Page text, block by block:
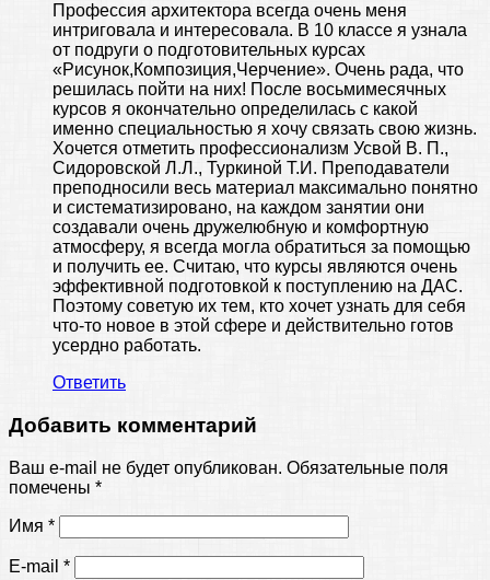
Профессия архитектора всегда очень меня
интриговала и интересовала. В 10 классе я узнала
от подруги о подготовительных курсах
«Рисунок,Композиция,Черчение». Очень рада, что
решилась пойти на них! После восьмимесячных
курсов я окончательно определилась с какой
именно специальностью я хочу связать свою жизнь.
Хочется отметить профессионализм Усвой В. П.,
Сидоровской Л.Л., Туркиной Т.И. Преподаватели
преподносили весь материал максимально понятно
и систематизировано, на каждом занятии они
создавали очень дружелюбную и комфортную
атмосферу, я всегда могла обратиться за помощью
и получить ее. Считаю, что курсы являются очень
эффективной подготовкой к поступлению на ДАС.
Поэтому советую их тем, кто хочет узнать для себя
что-то новое в этой сфере и действительно готов
усердно работать.
Ответить
Добавить комментарий
Ваш e-mail не будет опубликован. Обязательные поля
помечены *
Имя *
E-mail *